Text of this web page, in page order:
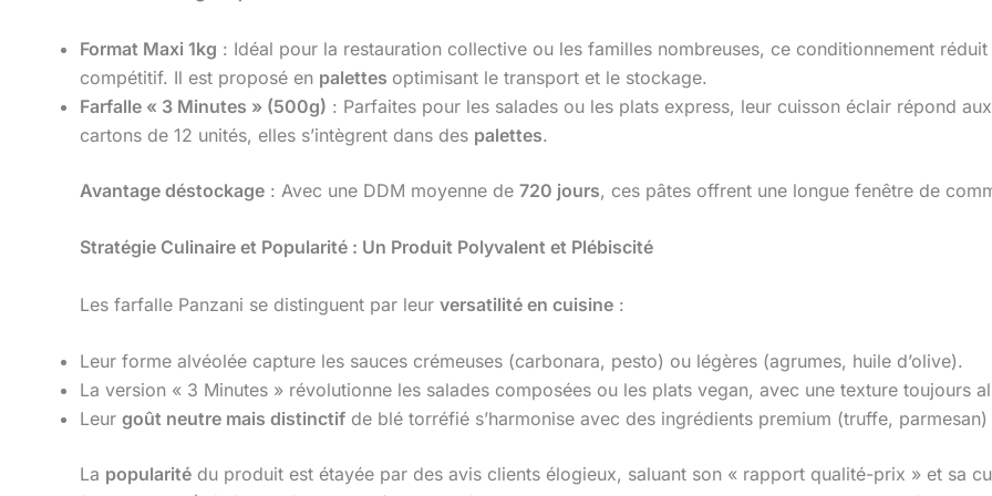
Format Maxi 1kg : Idéal pour la restauration collective ou les familles nombreuses, ce conditionnement
compétitif. Il est proposé en palettes optimisant le transport et le stockage.
Farfalle « 3 Minutes » (500g) : Parfaites pour les salades ou les plats express, leur cuisson éclair répond
cartons de 12 unités, elles s’intègrent dans des palettes.
Avantage déstockage : Avec une DDM moyenne de 720 jours, ces pâtes offrent une longue fenêtre de
Stratégie Culinaire et Popularité : Un Produit Polyvalent et Plébiscité
Les farfalle Panzani se distinguent par leur versatilité en cuisine :
Leur forme alvéolée capture les sauces crémeuses (carbonara, pesto) ou légères (agrumes, huile d’olive).
La version « 3 Minutes » révolutionne les salades composées ou les plats vegan, avec une texture toujours
Leur goût neutre mais distinctif de blé torréfié s’harmonise avec des ingrédients premium (truffe,
La popularité du produit est étayée par des avis clients élogieux, saluant son « rapport qualité-prix » et sa